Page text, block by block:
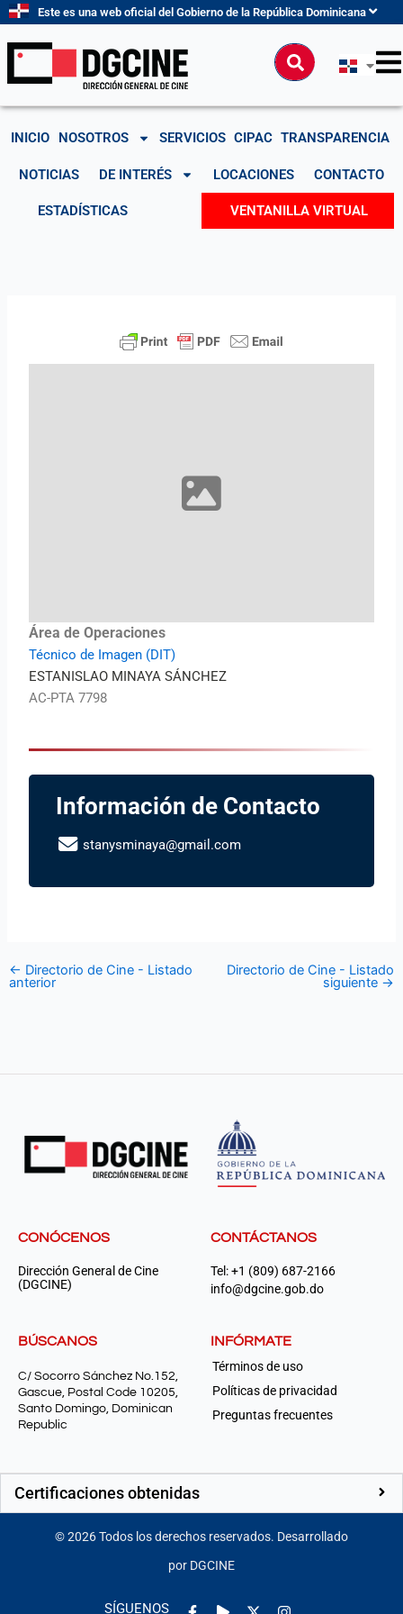
contenido
Este es una web oficial del Gobierno de la República Dominicana
Buscar
INICIO NOSOTROS SERVICIOS CIPAC TRANSPARENCIA
NOTICIAS DE INTERÉS LOCACIONES CONTACTO
ESTADÍSTICAS VENTANILLA VIRTUAL
Área de Operaciones
Técnico de Imagen (DIT)
ESTANISLAO MINAYA SÁNCHEZ
AC-PTA 7798
Información de Contacto
stanysminaya@gmail.com
← Directorio de Cine - Listado
anterior
Directorio de Cine - Listado
siguiente →
CONÓCENOS
Dirección General de Cine
(DGCINE)
CONTÁCTANOS
Tel: +1 (809) 687-2166
info@dgcine.gob.do
BÚSCANOS
C/ Socorro Sánchez No.152,
Gascue, Postal Code 10205,
Santo Domingo, Dominican
Republic
INFÓRMATE
Términos de uso
Políticas de privacidad
Preguntas frecuentes
Certificaciones obtenidas
©2026Todos los derechos reservados. Desarrollado
por DGCINE
SÍGUENOS
Facebook-
Play Instagram